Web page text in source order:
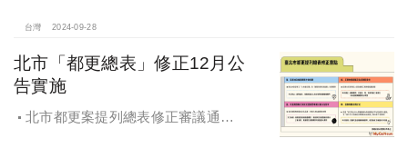
台灣 2024-09-28
北市「都更總表」修正12月公
告實施
北市都更案提列總表修正審議通過